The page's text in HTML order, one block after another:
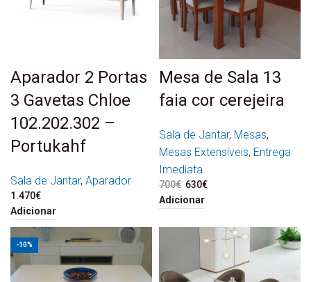
Aparador 2 Portas
3 Gavetas Chloe
102.202.302 –
Portukahf
Sala de Jantar, Aparador
1.470€
Adicionar
Mesa de Sala 13
faia cor cerejeira
Sala de Jantar, Mesas,
Mesas Extensíveis, Entrega
Imediata
700€ O preço original era:
700€.
630€
Adicionar
-10%